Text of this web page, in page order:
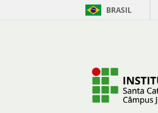
BRASIL